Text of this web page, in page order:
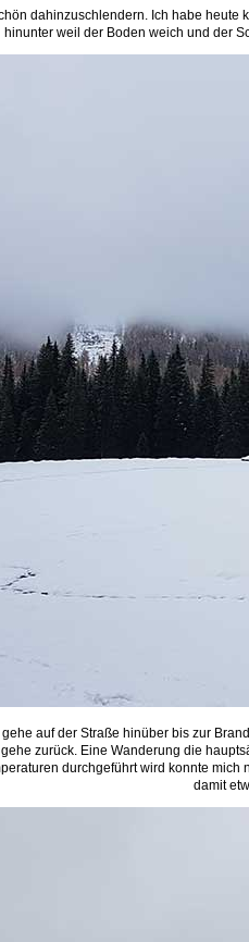
dahinzuschlendern. Ich habe
hinunter weil der Boden weich und der
auf der Straße hinüber bis zur
zurück. Eine Wanderung die
durchgeführt wird konnte
damit